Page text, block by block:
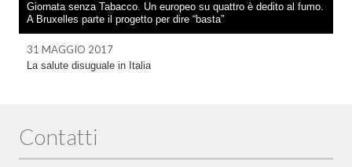
Giornata senza Tabacco. Un europeo su quattro è dedito al fumo.
A Bruxelles parte il progetto per dire “basta”
31 MAGGIO 2017
La salute disuguale in Italia
Contatti